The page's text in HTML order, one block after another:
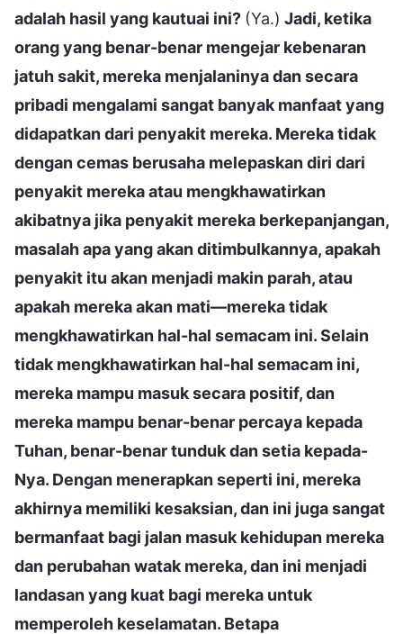
adalah hasil yang kautuai ini? (Ya.) Jadi, ketika
orang yang benar-benar mengejar kebenaran
jatuh sakit, mereka menjalaninya dan secara
pribadi mengalami sangat banyak manfaat yang
didapatkan dari penyakit mereka. Mereka tidak
dengan cemas berusaha melepaskan diri dari
penyakit mereka atau mengkhawatirkan
akibatnya jika penyakit mereka berkepanjangan,
masalah apa yang akan ditimbulkannya, apakah
penyakit itu akan menjadi makin parah, atau
apakah mereka akan mati—mereka tidak
mengkhawatirkan hal-hal semacam ini. Selain
tidak mengkhawatirkan hal-hal semacam ini,
mereka mampu masuk secara positif, dan
mereka mampu benar-benar percaya kepada
Tuhan, benar-benar tunduk dan setia kepada-
Nya. Dengan menerapkan seperti ini, mereka
akhirnya memiliki kesaksian, dan ini juga sangat
bermanfaat bagi jalan masuk kehidupan mereka
dan perubahan watak mereka, dan ini menjadi
landasan yang kuat bagi mereka untuk
memperoleh keselamatan. Betapa